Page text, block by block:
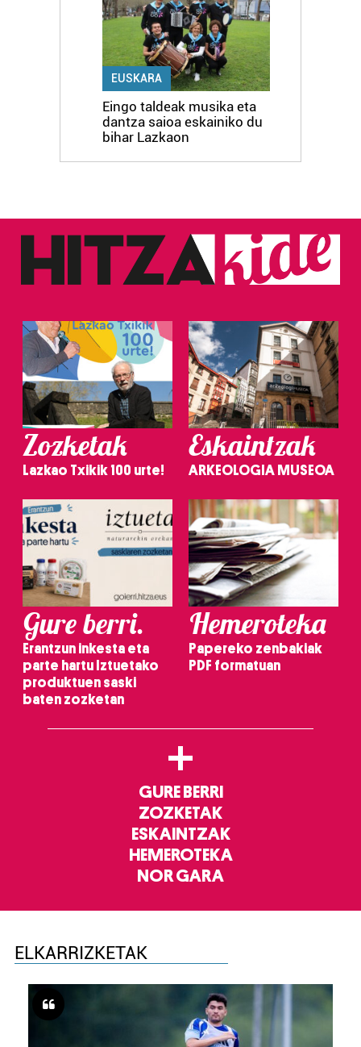
EUSKARA
Eingo taldeak musika eta
dantza saioa eskainiko du
bihar Lazkaon
Zozketak
Lazkao Txikik 100 urte!
Eskaintzak
ARKEOLOGIA MUSEOA
Gure berri.
Erantzun inkesta eta
parte hartu Iztuetako
produktuen saski
baten zozketan
Hemeroteka
Papereko zenbakiak
PDF formatuan
+
GURE BERRI
ZOZKETAK
ESKAINTZAK
HEMEROTEKA
NOR GARA
ELKARRIZKETAK